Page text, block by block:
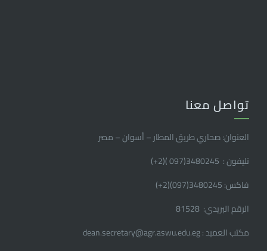
تواصل معنا
العنوان: صحاري طريق المطار – أسوان – مصر
تليفون : 3480245(097 )(2
+
)
فاكس: 3480245(097)(2
+
)
الرقم البريدي: 81528
مكتب العميد : dean.secretary@agr.aswu.edu.eg